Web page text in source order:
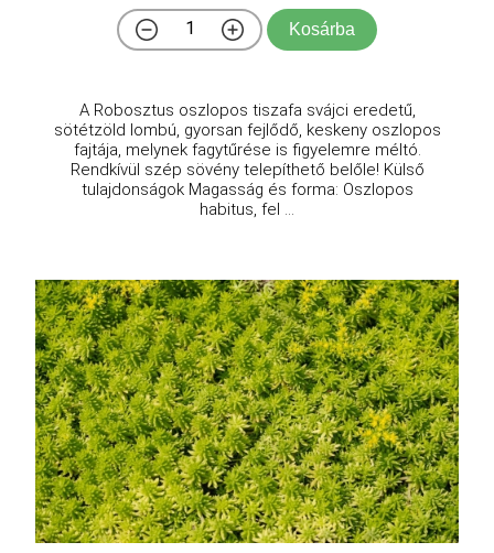
Kosárba
A Robosztus oszlopos tiszafa svájci eredetű,
sötétzöld lombú, gyorsan fejlődő, keskeny oszlopos
fajtája, melynek fagytűrése is figyelemre méltó.
Rendkívül szép sövény telepíthető belőle! Külső
tulajdonságok Magasság és forma: Oszlopos
habitus, fel ...